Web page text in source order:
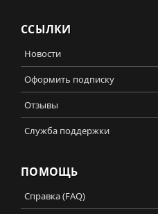
ССЫЛКИ
Новости
Оформить подписку
Отзывы
Служба поддержки
ПОМОЩЬ
Справка (FAQ)